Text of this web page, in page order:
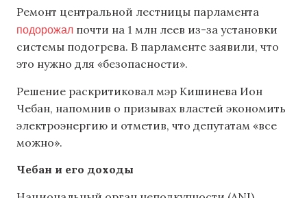
Ремонт центральной лестницы парламента
подорожал почти на 1 млн леев из-за установки
системы подогрева. В парламенте заявили, что
это нужно для «безопасности».
Решение раскритиковал мэр Кишинева Ион
Чебан, напомнив о призывах властей экономить
электроэнергию и отметив, что депутатам «все
можно».
Чебан и его доходы